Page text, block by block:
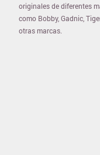
originales de diferentes
como Bobby, Gadnic,
otras marcas.